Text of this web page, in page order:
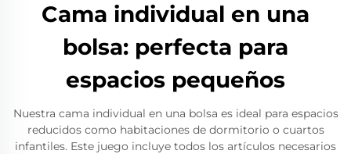
Cama individual en una
bolsa: perfecta para
espacios pequeños
Nuestra cama individual en una bolsa es ideal para espacios
reducidos como habitaciones de dormitorio o cuartos
infantiles. Este juego incluye todos los artículos necesarios